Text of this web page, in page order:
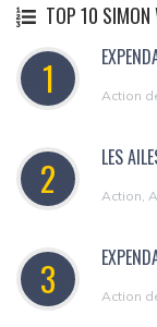
TOP 10 SIMON
1 Action
2 LES
Action,
3 Action